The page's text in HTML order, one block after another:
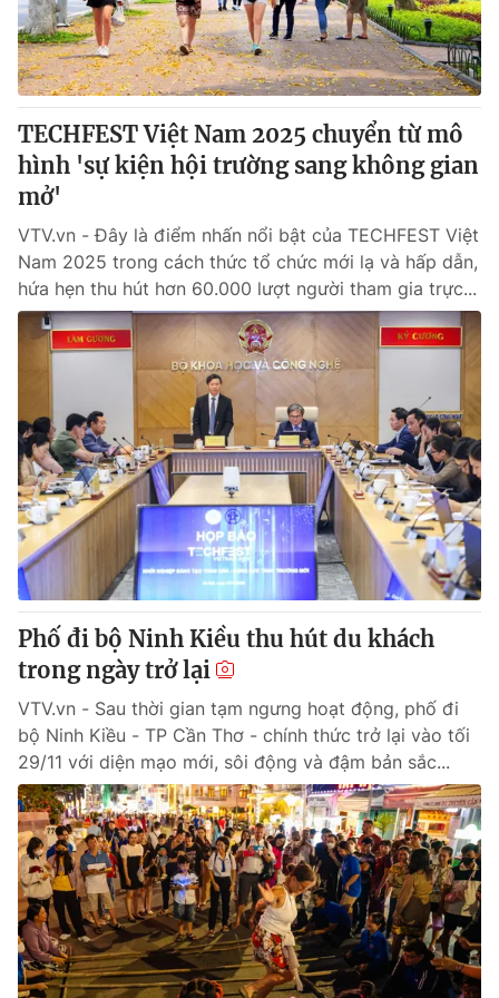
® Cấm sao chép dưới mọi hình thức nếu không có sự chấp
thuận bằng văn bản. Ghi rõ nguồn VTV.vn khi phát hành lại
thông tin từ website này.
TECHFEST Việt Nam 2025 chuyển từ mô
hình 'sự kiện hội trường sang không gian
mở'
VTV.vn - Đây là điểm nhấn nổi bật của TECHFEST Việt
Nam 2025 trong cách thức tổ chức mới lạ và hấp dẫn,
hứa hẹn thu hút hơn 60.000 lượt người tham gia trực...
Phố đi bộ Ninh Kiều thu hút du khách
trong ngày trở lại
VTV.vn - Sau thời gian tạm ngưng hoạt động, phố đi
bộ Ninh Kiều - TP Cần Thơ - chính thức trở lại vào tối
29/11 với diện mạo mới, sôi động và đậm bản sắc...